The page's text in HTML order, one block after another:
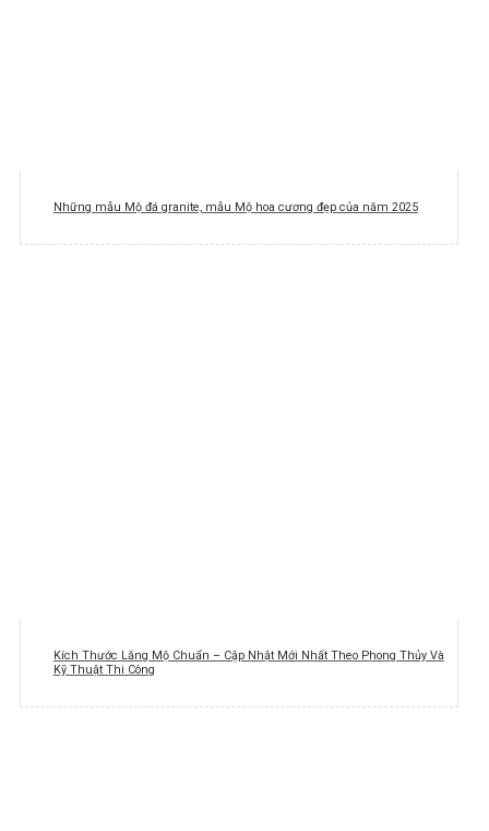
Những mẫu Mộ đá granite, mẫu Mộ hoa cương đẹp của năm 2025
Kích Thước Lăng Mộ Chuẩn – Cập Nhật Mới Nhất Theo Phong Thủy Và
Kỹ Thuật Thi Công